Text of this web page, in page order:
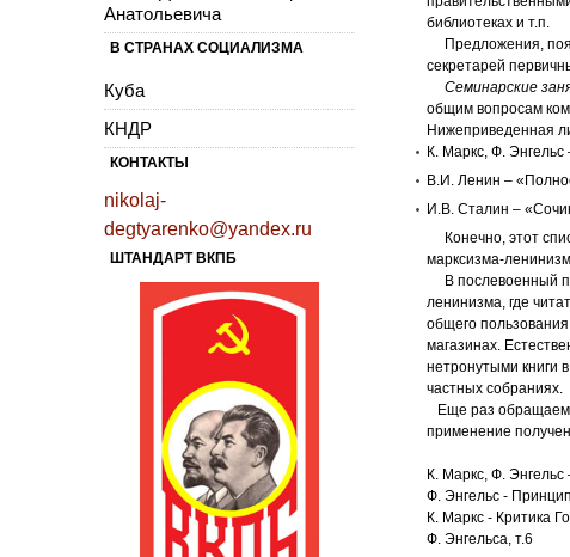
библиотеках и т.п.
Предложения,
секретарей
Семинарские
общим вопросам
Нижеприведенная
К. Маркс, Ф.
В.И. Ленин –
И.В. Сталин –
Конечно, этот
марксизма-
В послевоенный
ленинизма, где
общего
магазинах.
нетронутыми книги
частных собраниях.
Еще раз обращаем
применение
К. Маркс, Ф. Энгельс
Ф. Энгельс -
К. Маркс - Критика
Ф. Энгельса, т.6
Анатольевича
В СТРАНАХ СОЦИАЛИЗМА
Куба
КНДР
КОНТАКТЫ
nikolaj-
degtyarenko@yandex.ru
ШТАНДАРТ ВКПБ